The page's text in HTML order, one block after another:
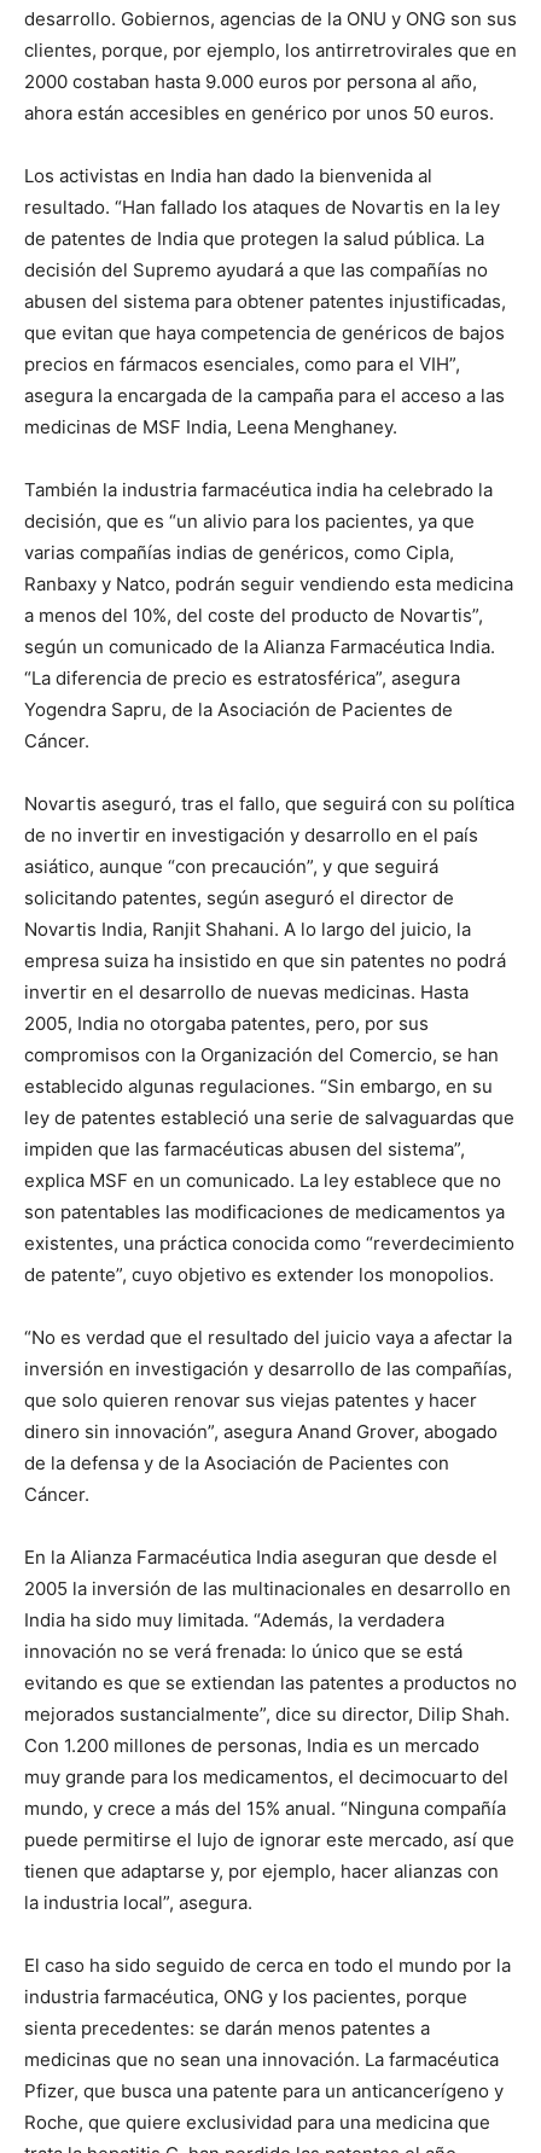
desarrollo. Gobiernos, agencias de la ONU y ONG son sus
clientes, porque, por ejemplo, los antirretrovirales que en
2000 costaban hasta 9.000 euros por persona al año,
ahora están accesibles en genérico por unos 50 euros.
Los activistas en India han dado la bienvenida al
resultado. “Han fallado los ataques de Novartis en la ley
de patentes de India que protegen la salud pública. La
decisión del Supremo ayudará a que las compañías no
abusen del sistema para obtener patentes injustificadas,
que evitan que haya competencia de genéricos de bajos
precios en fármacos esenciales, como para el VIH”,
asegura la encargada de la campaña para el acceso a las
medicinas de MSF India, Leena Menghaney.
También la industria farmacéutica india ha celebrado la
decisión, que es “un alivio para los pacientes, ya que
varias compañías indias de genéricos, como Cipla,
Ranbaxy y Natco, podrán seguir vendiendo esta medicina
a menos del 10%, del coste del producto de Novartis”,
según un comunicado de la Alianza Farmacéutica India.
“La diferencia de precio es estratosférica”, asegura
Yogendra Sapru, de la Asociación de Pacientes de
Cáncer.
Novartis aseguró, tras el fallo, que seguirá con su política
de no invertir en investigación y desarrollo en el país
asiático, aunque “con precaución”, y que seguirá
solicitando patentes, según aseguró el director de
Novartis India, Ranjit Shahani. A lo largo del juicio, la
empresa suiza ha insistido en que sin patentes no podrá
invertir en el desarrollo de nuevas medicinas. Hasta
2005, India no otorgaba patentes, pero, por sus
compromisos con la Organización del Comercio, se han
establecido algunas regulaciones. “Sin embargo, en su
ley de patentes estableció una serie de salvaguardas que
impiden que las farmacéuticas abusen del sistema”,
explica MSF en un comunicado. La ley establece que no
son patentables las modificaciones de medicamentos ya
existentes, una práctica conocida como “reverdecimiento
de patente”, cuyo objetivo es extender los monopolios.
“No es verdad que el resultado del juicio vaya a afectar la
inversión en investigación y desarrollo de las compañías,
que solo quieren renovar sus viejas patentes y hacer
dinero sin innovación”, asegura Anand Grover, abogado
de la defensa y de la Asociación de Pacientes con
Cáncer.
En la Alianza Farmacéutica India aseguran que desde el
2005 la inversión de las multinacionales en desarrollo en
India ha sido muy limitada. “Además, la verdadera
innovación no se verá frenada: lo único que se está
evitando es que se extiendan las patentes a productos no
mejorados sustancialmente”, dice su director, Dilip Shah.
Con 1.200 millones de personas, India es un mercado
muy grande para los medicamentos, el decimocuarto del
mundo, y crece a más del 15% anual. “Ninguna compañía
puede permitirse el lujo de ignorar este mercado, así que
tienen que adaptarse y, por ejemplo, hacer alianzas con
la industria local”, asegura.
El caso ha sido seguido de cerca en todo el mundo por la
industria farmacéutica, ONG y los pacientes, porque
sienta precedentes: se darán menos patentes a
medicinas que no sean una innovación. La farmacéutica
Pfizer, que busca una patente para un anticancerígeno y
Roche, que quiere exclusividad para una medicina que